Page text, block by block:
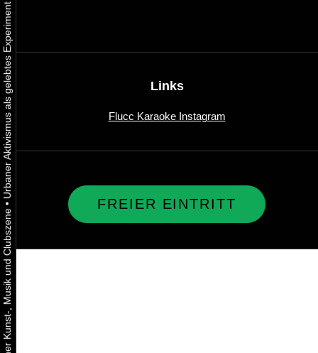
•
Links
Flucc Karaoke Instagram
FREIER EINTRITT